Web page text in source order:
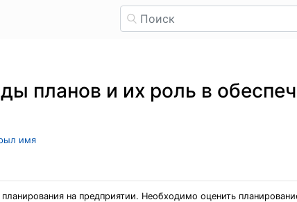
планов и их роль в
имя
на предприятии. Необходимо оценить